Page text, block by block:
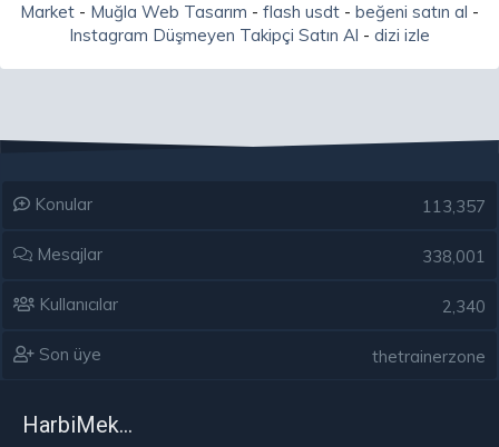
Market - Muğla Web Tasarım - flash usdt - beğeni satın al -
Instagram Düşmeyen Takipçi Satın Al - dizi izle
Konular 113,357
Mesajlar 338,001
Kullanıcılar 2,340
Son üye thetrainerzone
HarbiMekân